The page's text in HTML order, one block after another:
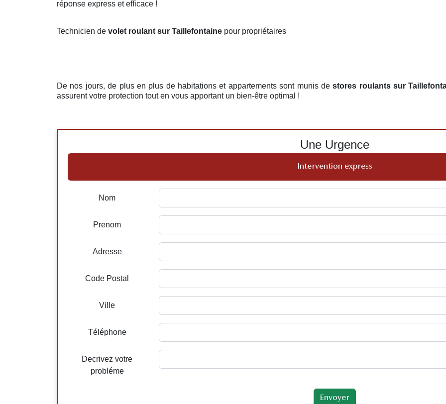
réponse express et efficace !
Technicien de volet roulant sur Taillefontaine pour propriétaires
De nos jours, de plus en plus de habitations et appartements sont munis destores roulants sur
assurent votre protection tout en vous apportant un bien-être optimal !
Une Urgence
Intervention express
Nom
Prenom
Adresse
Code Postal
Ville
Téléphone
Decrivez votre
probléme